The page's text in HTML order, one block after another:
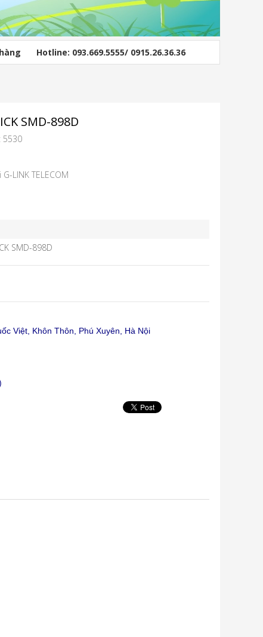
Hotline: 093.669.5555/ 0915.26.36.36
SMD-898D
LINK TELECOM
SMD-898D
Việt, Khôn Thôn, Phú Xuyên, Hà Nội